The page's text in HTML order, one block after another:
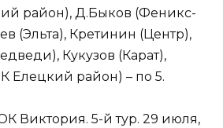
район), Д.Быков (Феникс-
(Эльта), Кретинин (Центр),
Кукузов (Карат),
Елецкий район) – по 5.
Виктория. 5-й тур. 29 июля,